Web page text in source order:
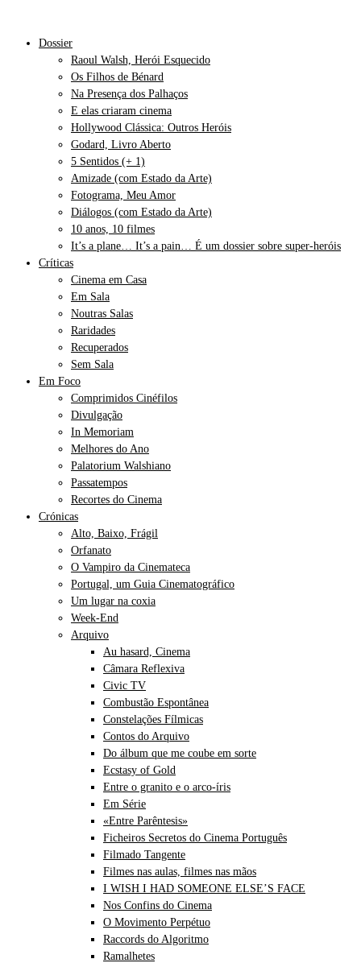
Dossier
Raoul Walsh, Herói Esquecido
Os Filhos de Bénard
Na Presença dos Palhaços
E elas criaram cinema
Hollywood Clássica: Outros Heróis
Godard, Livro Aberto
5 Sentidos (+ 1)
Amizade (com Estado da Arte)
Fotograma, Meu Amor
Diálogos (com Estado da Arte)
10 anos, 10 filmes
It’s a plane… It’s a pain… É um dossier sobre super-heróis
Críticas
Cinema em Casa
Em Sala
Noutras Salas
Raridades
Recuperados
Sem Sala
Em Foco
Comprimidos Cinéfilos
Divulgação
In Memoriam
Melhores do Ano
Palatorium Walshiano
Passatempos
Recortes do Cinema
Crónicas
Alto, Baixo, Frágil
Orfanato
O Vampiro da Cinemateca
Portugal, um Guia Cinematográfico
Um lugar na coxia
Week-End
Arquivo
Au hasard, Cinema
Câmara Reflexiva
Civic TV
Combustão Espontânea
Constelações Fílmicas
Contos do Arquivo
Do álbum que me coube em sorte
Ecstasy of Gold
Entre o granito e o arco-íris
Em Série
«Entre Parêntesis»
Ficheiros Secretos do Cinema Português
Filmado Tangente
Filmes nas aulas, filmes nas mãos
I WISH I HAD SOMEONE ELSE’S FACE
Nos Confins do Cinema
O Movimento Perpétuo
Raccords do Algoritmo
Ramalhetes